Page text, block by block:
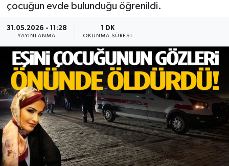
çocuğun evde bulunduğu öğrenildi.
31.05.2026 - 11:28
YAYINLANMA
1 DK
OKUNMA SÜRESI
Resmi İlan
Siyaset
Spor
Türkiye
Yaşam
Son Dakika Haberleri
Haber Arşivi